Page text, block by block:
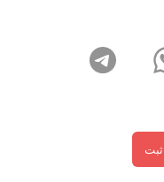
ثبت